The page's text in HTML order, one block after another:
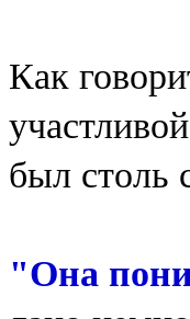
Как
был столь
"Она